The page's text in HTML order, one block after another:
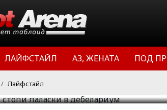
ЛАЙФСТАЙЛ АЗ, ЖЕНАТА ПОД
Лайфстайл
Кали най-накрая се
не й даваха мира след
Певицата, прочула се с
известен център за
HotArena.net